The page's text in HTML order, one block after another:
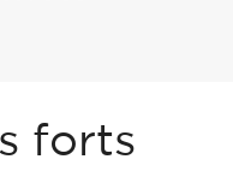
forts